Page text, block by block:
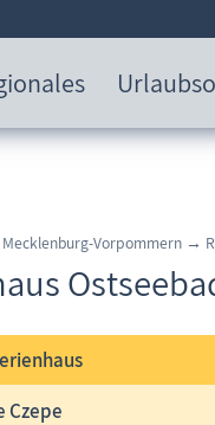
Vorpommern →
Czepe